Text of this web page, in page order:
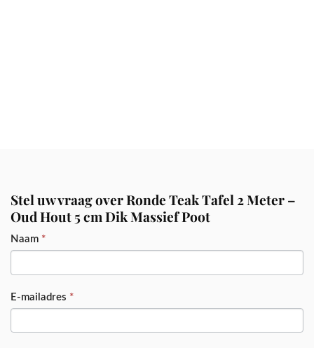
Stel uw vraag over Ronde Teak Tafel 2 Meter –
Oud Hout 5 cm Dik Massief Poot
PRODUCT
Naam *
E-mailadres *